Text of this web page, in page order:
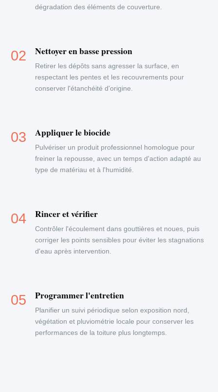
dégradation des éléments de couverture.
Nettoyer en basse pression
Retirer les dépôts sans agresser la surface, en
respectant les pentes et les recouvrements pour
conserver l'étanchéité d'origine.
Appliquer le biocide
Pulvériser un produit professionnel homologue pour
freiner la repousse, avec un temps d'action adapté au
type de matériau et à l'humidité.
Rincer et vérifier
Contrôler l'écoulement dans gouttières et noues, puis
corriger les points sensibles pour éviter les stagnations
d'eau après intervention.
Programmer l'entretien
Planifier un suivi périodique selon exposition nord,
végétation et pluviométrie locale pour conserver les
performances de la toiture plus longtemps.